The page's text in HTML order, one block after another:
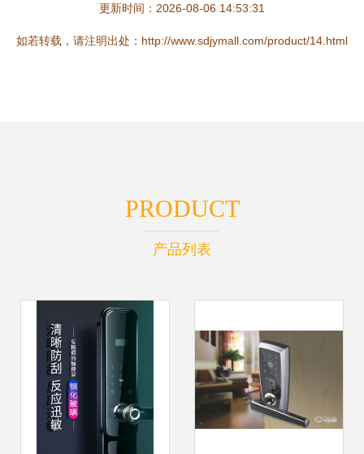
更新时间：2026-08-06 14:53:31
如若转载，请注明出处：http://www.sdjymall.com/product/14.html
PRODUCT
产品列表